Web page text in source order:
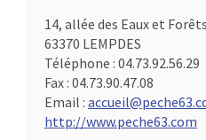
14, allée des Eaux et
63370 LEMPDES
Téléphone : 04.73.92.56.29
Fax : 04.73.90.47.08
Email :
http://www.peche63.com